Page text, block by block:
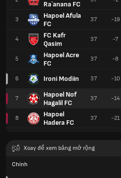
Ra`anana FC
3
Hapoel Afula
FC
4
FC Kafr
Qasim
5
Hapoel Acre
FC
6 Ironi Modiin
7
Hapoel Nof
Hagalil FC
8
Hapoel
Hadera FC
37 -19
37 -7
37 -8
37 -10
37 -14
37 -21
Xoay để xem bảng mở rộng
Chính